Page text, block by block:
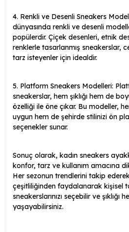
4. Renkli ve Desenli Sneakers
dünyasında renkli ve desenli
popülerdir. Çiçek desenleri, etnik
renklerle tasarlanmış sneakerslar,
tarz isteyenler için idealdir.
5. Platform Sneakers Modelleri:
sneakerslar, hem şıklığı hem de
özelliği ile öne çıkar. Bu modeller,
uygun hem de şehirde stilinizi ön
seçenekler sunar.
Sonuç olarak, kadın sneakers
konfor, tarz ve kullanım amacına
Her sezonun trendlerini takip
çeşitliliğinden faydalanarak kişisel
sneakerslarınızı seçebilir ve şıklığı
yaşayabilirsiniz.